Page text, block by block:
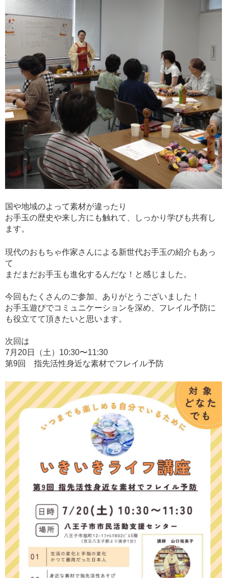
国や地域のよって素材が違ったり
お手玉の歴史や来し方にも触れて、しっかり学びも共有し
ます。
現代のおもちゃ作家さんによる新世代お手玉の紹介もあっ
て
まだまだお手玉も進化するんだな！と感じました。
今回もたくさんのご参加、ありがとうございました！
お手玉遊びでコミュニケーションを深め、フレイル予防に
も役立てて頂きたいと思います。
次回は
7月20日（土）10:30〜11:30
第9回 指先活性身近な素材でフレイル予防